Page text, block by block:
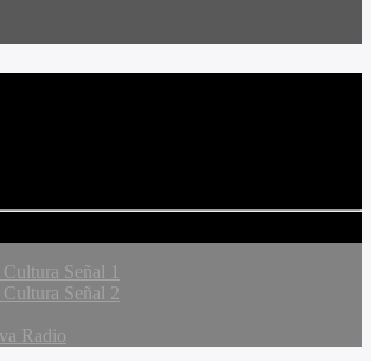
Señal 1
Cultura Señal 2
Radio